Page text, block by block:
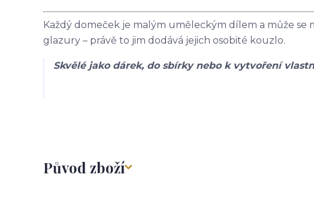
Každý domeček je malým uměleckým dílem a může
glazury – právě to jim dodává jejich osobité kouzlo.
Skvělé jako dárek, do sbírky nebo k vytvoření
Původ zboží